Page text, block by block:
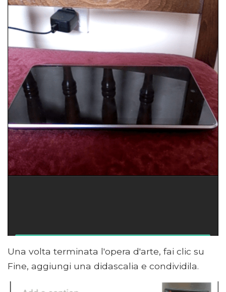
Una volta terminata l'opera d'arte, fai clic su
Fine, aggiungi una didascalia e condividila.